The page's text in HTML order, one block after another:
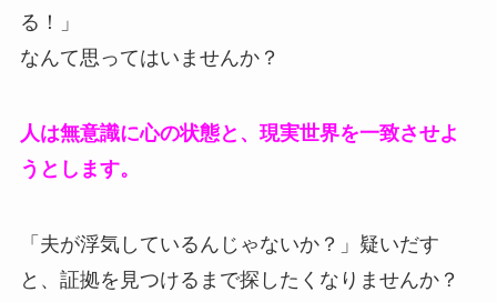
る！」
なんて思ってはいませんか？
人は無意識に心の状態と、現実世界を一致させよ
うとします。
「夫が浮気しているんじゃないか？」疑いだす
と、証拠を見つけるまで探したくなりませんか？